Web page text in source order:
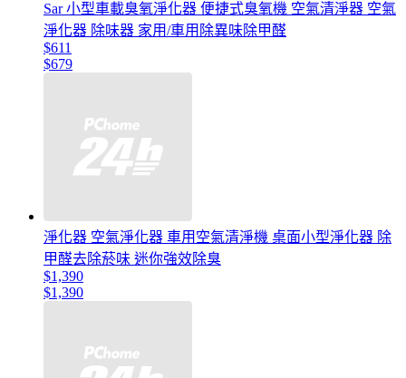
Sar 小型車載臭氧淨化器 便捷式臭氧機 空氣清淨器 空氣
淨化器 除味器 家用/車用除異味除甲醛
$611
$679
淨化器 空氣淨化器 車用空氣清淨機 桌面小型淨化器 除
甲醛去除菸味 迷你強效除臭
$1,390
$1,390